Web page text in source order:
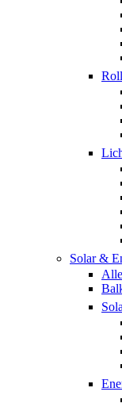
Solar &